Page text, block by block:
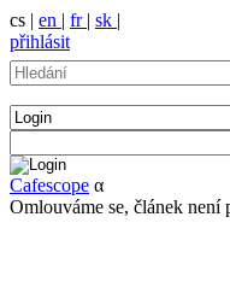
cs | en | fr | sk |
přihlásit
Cafescope α
Omlouváme se, článek není